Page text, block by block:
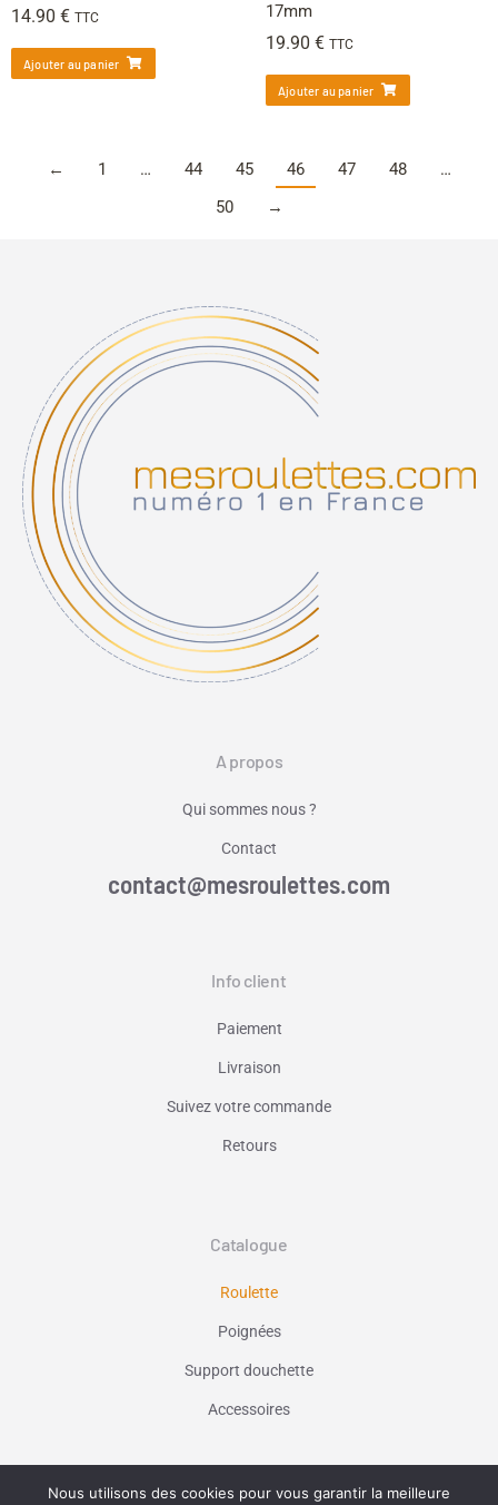
14.90 € TTC
Ajouter au panier
17mm
19.90 € TTC
Ajouter au panier
← 1 … 44 45 46 47 48
…
50
→
A propos
Qui sommes nous ?
Contact
contact@mesroulettes.com
Info client
Paiement
Livraison
Suivez votre commande
Retours
Catalogue
Roulette
Poignées
Support douchette
Accessoires
Vaniseo - votre agence web à Marseille -
Nous utilisons des cookies pour vous garantir la meilleure